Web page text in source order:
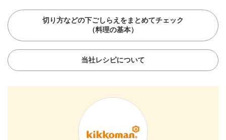
切り方などの下ごしらえをまとめてチェック
（料理の基本）
当社レシピについて